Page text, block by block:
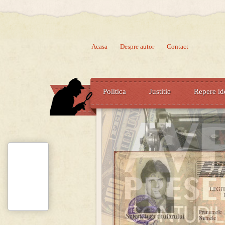
Acasa Despre autor Contact
Politica Justitie Repere